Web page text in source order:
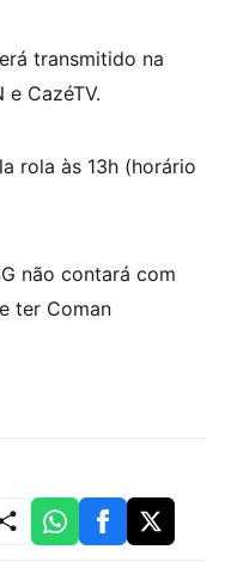
transmitido na
e CazéTV.
rola às 13h (horário
não contará com
ter Coman